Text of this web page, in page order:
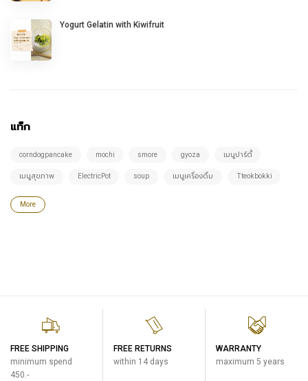
Yogurt Gelatin with Kiwifruit
แท็ก
corndogpancake mochi smore gyoza เมนูปาร์ตี้
เมนูสุขภาพ ElectricPot soup เมนูเครื่องดื่ม Tteokbokki
More
FREE SHIPPING
minimum spend
450.-
FREE RETURNS
within 14 days
WARRANTY
maximum 5 years